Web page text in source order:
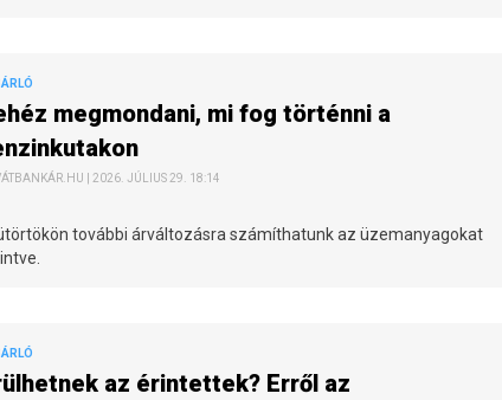
megmondani, mi fog történni a
| 2026. JÚLIUS 29. 18:14
további árváltozásra számíthatunk az üzemanyagokat
az érintettek? Erről az